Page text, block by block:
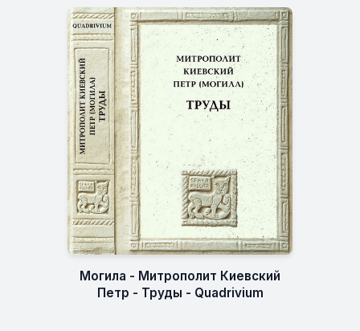
Могила - Митрополит Киевский
Петр - Труды - Quadrivium